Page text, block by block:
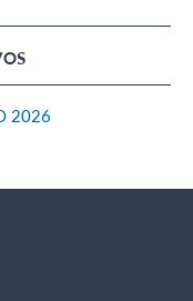
2026